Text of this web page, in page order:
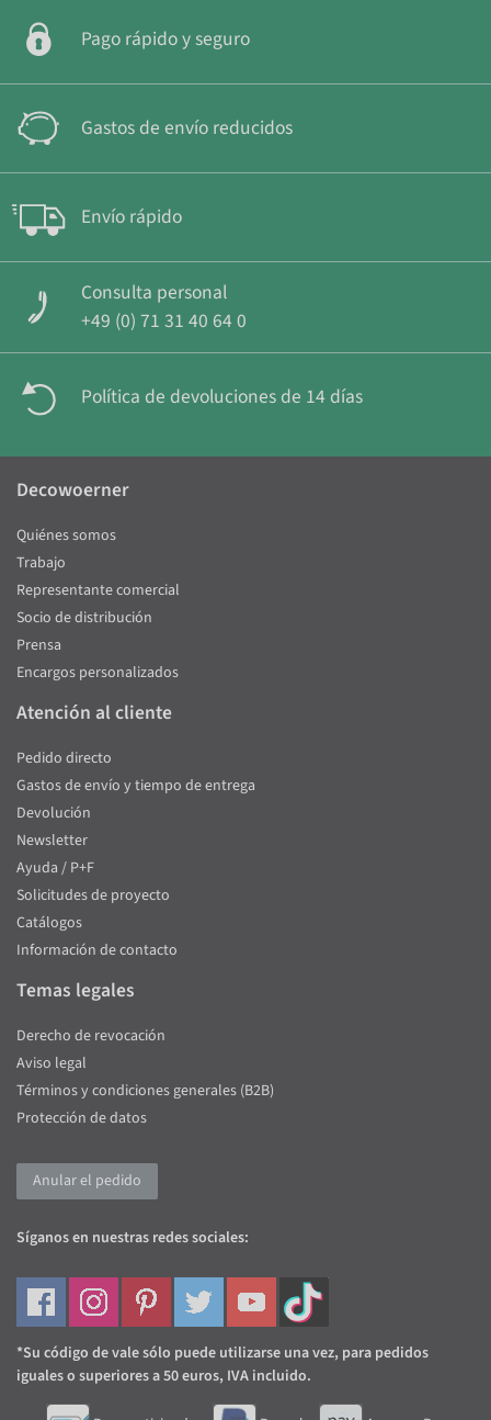
Pago rápido y seguro
Gastos de envío reducidos
Envío rápido
Consulta personal
+49 (0) 71 31 40 64 0
Política de devoluciones de 14 días
Decowoerner
Quiénes somos
Trabajo
Representante comercial
Socio de distribución
Prensa
Encargos personalizados
Atención al cliente
Pedido directo
Gastos de envío y tiempo de entrega
Devolución
Newsletter
Ayuda / P+F
Solicitudes de proyecto
Catálogos
Información de contacto
Temas legales
Derecho de revocación
Aviso legal
Términos y condiciones generales (B2B)
Protección de datos
Anular el pedido
Síganos en nuestras redes sociales:
*Su código de vale sólo puede utilizarse una vez, para pedidos
iguales o superiores a 50 euros, IVA incluido.